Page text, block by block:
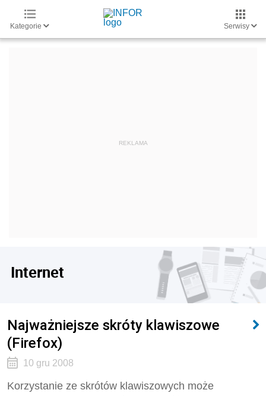
Kategorie Serwisy
Internet
Najważniejsze skróty klawiszowe
(Firefox)
10 gru 2008
Korzystanie ze skrótów klawiszowych może